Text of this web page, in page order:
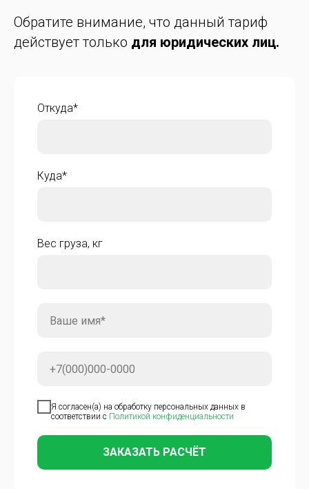
Обратите внимание, что данный тариф
действует только для юридических лиц.
Откуда*
Куда*
Вес груза, кг
Я согласен(а) на обработку персональных данных в
соответствии с Политикой конфиденциальности
ЗАКАЗАТЬ РАСЧЁТ